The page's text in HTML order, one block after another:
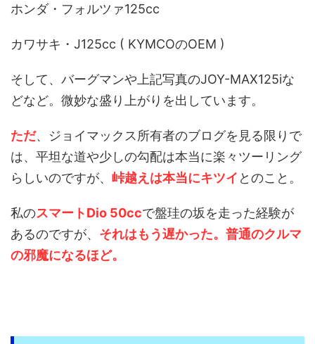
ホンダ・フォルツァ125cc
カワサキ・J125cc ( KYMCOのOEM )
そして、バーグマンや上記写真のJOY-MAX125iな
どなど。微妙な盛り上がりを出しています。
ただ、ジョイマックス所有者のブログを見る限りで
は、平坦な道や少しの勾配は本当に楽々ツーリング
らしいのですが、 峠越えは本当にキツイ とのこと。
私のスマートDio 50ccで盤珪の坂を走った経験が
あるのですが、 それはもう遅かった。普通のクルマ
の邪魔になるほど。